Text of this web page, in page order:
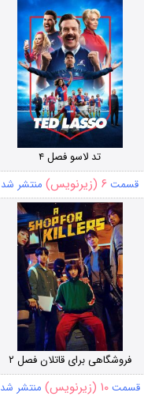
تد لاسو فصل ۴
قسمت ۶ (زیرنویس) منتشر شد
فروشگاهی برای قاتلان فصل ۲
قسمت۱۰ (زیرنویس) منتشر شد